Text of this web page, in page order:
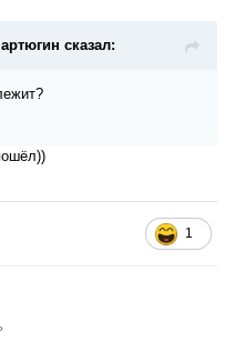
сказал:
1